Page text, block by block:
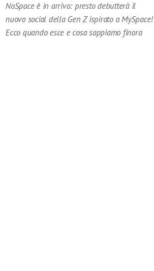
NoSpace è in arrivo: presto debutterà il
nuovo social della Gen Z ispirato a MySpace!
Ecco quando esce e cosa sappiamo finora